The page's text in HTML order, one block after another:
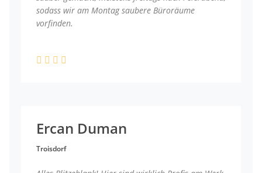
sodass wir am Montag saubere Büroräume
vorfinden.
Ercan Duman
Troisdorf